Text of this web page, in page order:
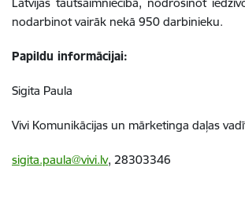
nodarbinot vairāk nekā 950 darbinieku.
Papildu informācijai:
Sigita Paula
Vivi Komunikācijas un mārketinga daļas
sigita.paula@vivi.lv, 28303346